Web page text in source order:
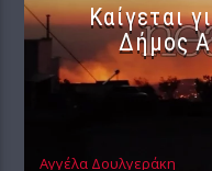
Καίγεται
Δήμος
Αγγέλα Δουλγεράκη